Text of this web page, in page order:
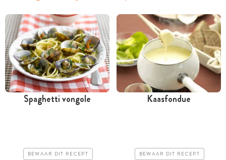
Makkelijk
Spaghetti vongole
BEWAAR DIT RECEPT Makkelijk
Kaasfondue
BEWAAR DIT RECEPT